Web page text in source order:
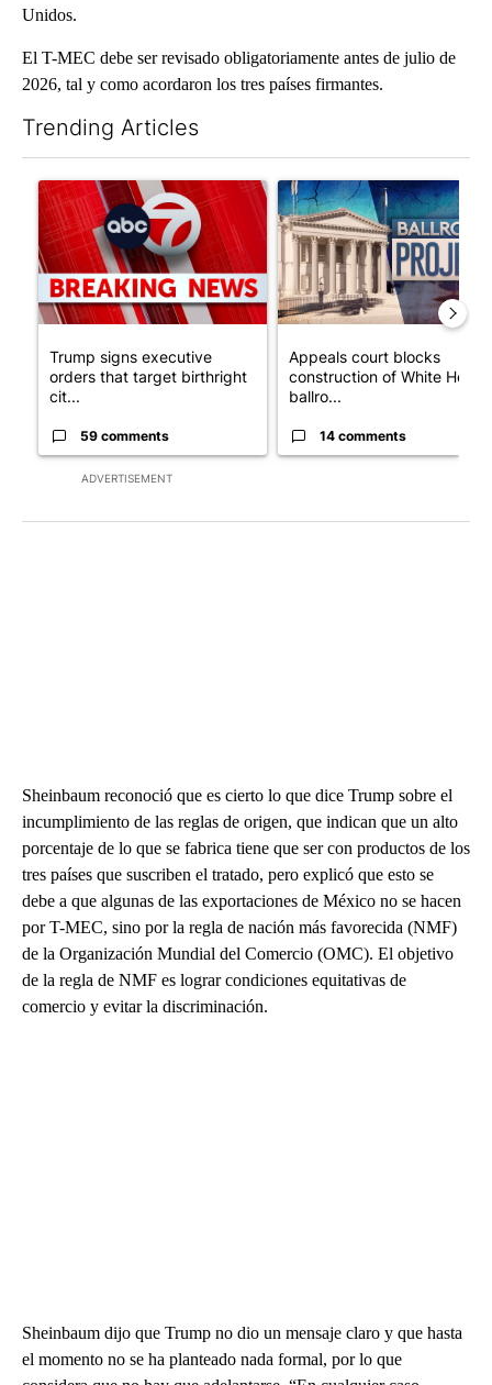
Unidos.
El T-MEC debe ser revisado obligatoriamente antes de julio de
2026, tal y como acordaron los tres países firmantes.
Trending Articles
ADVERTISEMENT
A trending article titled "Trump signs executive orders that
Trump signs executive
orders that target birthright
cit...
59 comments
A trending article titled
Appeals court blocks
construction of White House
ballro...
14 comments
Sheinbaum reconoció que es cierto lo que dice Trump sobre el
incumplimiento de las reglas de origen, que indican que un alto
porcentaje de lo que se fabrica tiene que ser con productos de los
tres países que suscriben el tratado, pero explicó que esto se
debe a que algunas de las exportaciones de México no se hacen
por T-MEC, sino por la regla de nación más favorecida (NMF)
de la Organización Mundial del Comercio (OMC). El objetivo
de la regla de NMF es lograr condiciones equitativas de
comercio y evitar la discriminación.
Sheinbaum dijo que Trump no dio un mensaje claro y que hasta
el momento no se ha planteado nada formal, por lo que